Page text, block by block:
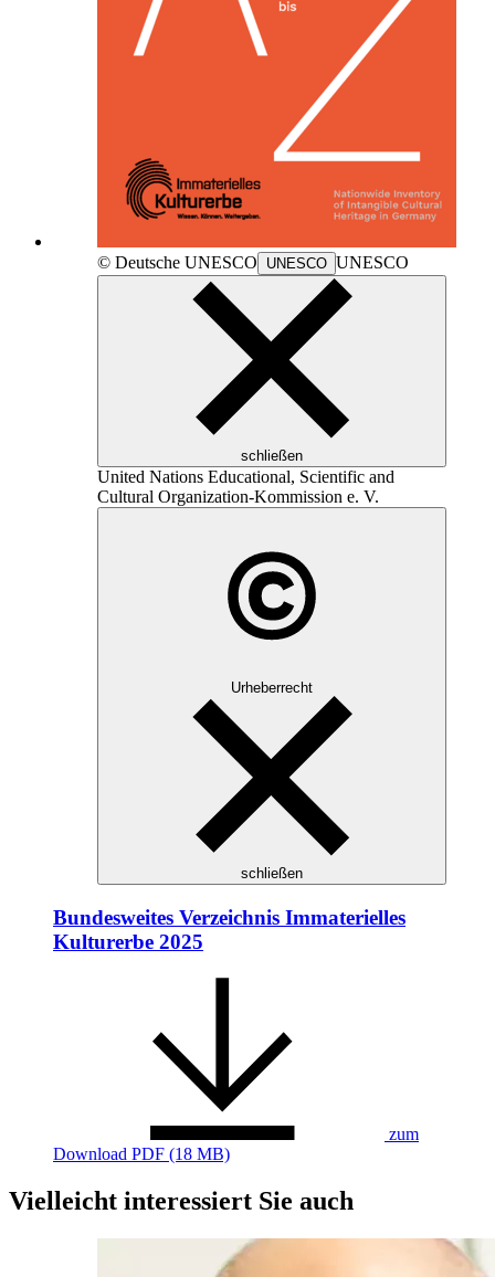
© Deutsche UNESCO UNESCO UNESCO
schließen
United Nations Educational, Scientific and
Cultural Organization-Kommission e. V.
Urheberrecht
schließen
Bundesweites Verzeichnis Immaterielles
Kulturerbe 2025
zum
Download PDF (18 MB)
Vielleicht interessiert Sie auch